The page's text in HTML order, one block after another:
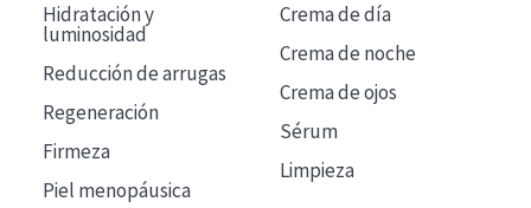
Hidratación y
luminosidad
Reducción de arrugas
Regeneración
Firmeza
Piel menopáusica
Crema de día
Crema de noche
Crema de ojos
Sérum
Limpieza